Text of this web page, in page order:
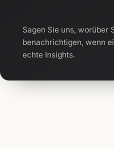
Sagen Sie uns, worüber
benachrichtigen, wenn
echte Insights.